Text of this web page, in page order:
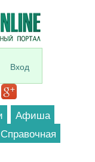
Вход
Афиша
Справочная